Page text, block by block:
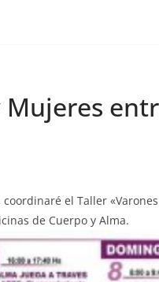
coordinaré el Taller
de Cuerpo y Alma.